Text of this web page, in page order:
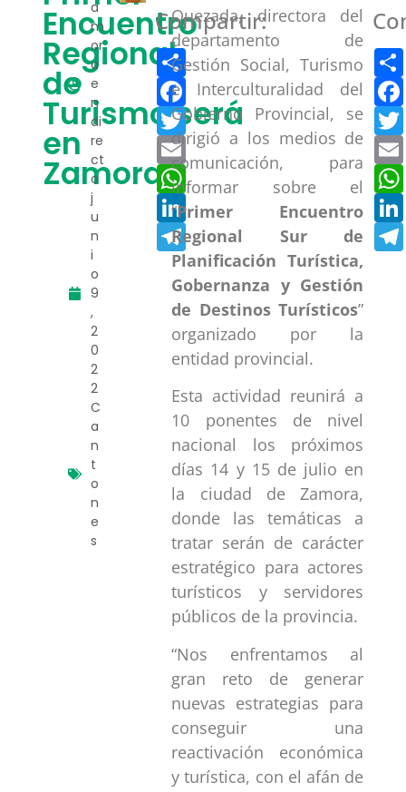
Encuentro
Regional
de
Turismo será
en
Zamora
a
m
or
a
e
n
di
re
ct
o
j
u
n
i
o
9
,
2
0
2
2
C
a
n
t
o
n
e
s
Compartir:
Compartir
Facebook
Twitter
Email
WhatsApp
LinkedIn
Telegram
Quezada, directora del
departamento de
Gestión Social, Turismo
e Interculturalidad del
Gobierno Provincial, se
dirigió a los medios de
comunicación, para
informar sobre el
“Primer Encuentro
Regional Sur de
Planificación Turística,
Gobernanza y Gestión
de Destinos Turísticos”
organizado por la
entidad provincial.
Esta actividad reunirá a
10 ponentes de nivel
nacional los próximos
días 14 y 15 de julio en
la ciudad de Zamora,
donde las temáticas a
tratar serán de carácter
estratégico para actores
turísticos y servidores
públicos de la provincia.
“Nos enfrentamos al
gran reto de generar
nuevas estrategias para
conseguir una
reactivación económica
y turística, con el afán de